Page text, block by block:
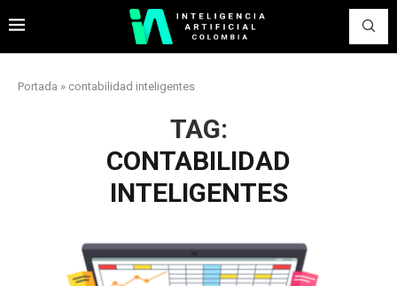
Portada » contabilidad inteligentes
TAG:
CONTABILIDAD
INTELIGENTES